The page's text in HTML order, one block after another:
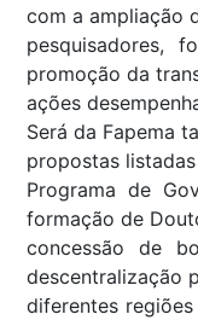
com a ampliação
pesquisadores,
promoção da
ações
Será da Fapema
propostas
Programa de
formação de
concessão de
descentralização
diferentes